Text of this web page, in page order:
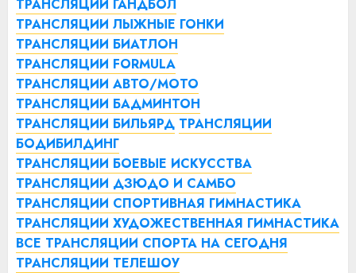
ТРАНСЛЯЦИИ ГАНДБОЛ
ТРАНСЛЯЦИИ ЛЫЖНЫЕ ГОНКИ
ТРАНСЛЯЦИИ БИАТЛОН
ТРАНСЛЯЦИИ FORMULA
ТРАНСЛЯЦИИ АВТО/МОТО
ТРАНСЛЯЦИИ БАДМИНТОН
ТРАНСЛЯЦИИ БИЛЬЯРД ТРАНСЛЯЦИИ
БОДИБИЛДИНГ
ТРАНСЛЯЦИИ БОЕВЫЕ ИСКУССТВА
ТРАНСЛЯЦИИ ДЗЮДО И САМБО
ТРАНСЛЯЦИИ СПОРТИВНАЯ ГИМНАСТИКА
ТРАНСЛЯЦИИ ХУДОЖЕСТВЕННАЯ ГИМНАСТИКА
ВСЕ ТРАНСЛЯЦИИ СПОРТА НА СЕГОДНЯ
ТРАНСЛЯЦИИ ТЕЛЕШОУ